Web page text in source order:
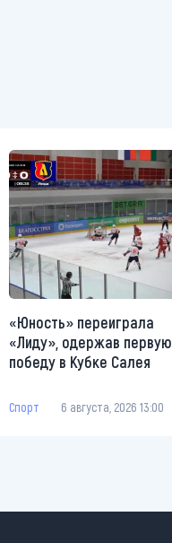
«Юность» переиграла
«Лиду», одержав первую
победу в Кубке Салея
Спорт 6 августа, 2026 13:00